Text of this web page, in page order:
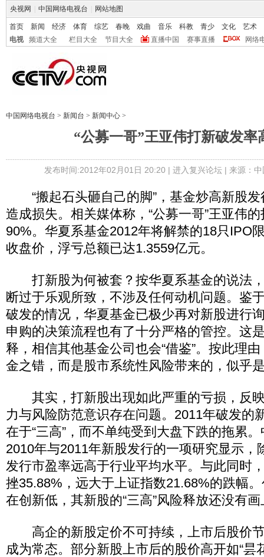
央视网 中国网络电视台 网站地图
首页 新闻 经济 体育 综艺 春晚 戏曲 音乐 科教 青少 文化
艺术
电视
频道大全 栏目大全 节目大全 直播中国 赛事直播 网络
中国网络电视台 > 新闻台 > 新闻中心 >
“公募一哥”王亚伟打新破发率
发布时间:2012年02月01日 20:20 | 进入复兴论坛| 来源：
“搬起石头砸自己的脚”，基金炒高新股发
造成损失。相关媒体称，“公募一哥”王亚伟
90%。华夏系基金2012年将解禁的18只IPO
收盘价，浮亏总额已达1.3559亿元。
打新股为何被套？按华夏系基金的说法
断过于乐观所致，不涉及任何动机问题。鉴
破发的情况，华夏基金已极少再对新股进行
申购的决策流程也有了十分严格的管控。这
释，相信其他基金公司也会“借鉴”。按此理
金之错，而是股市系统性风险带来的，似乎
其实，打新股出现如此严重的亏损，反
力与风险防范意识存在问题。2011年破发的
在于“三高”，而不单纯受到大盘下跌的拖累
2010年与2011年新股发行的一项研究显示，
发行市盈率远高于行业平均水平。与此同时
挫35.88%，远大于上证指数21.68%的跌幅
在创新低，其新股的“三高”风险释放还没有
高企的新股定价不可持续，上市后股价
成为常态。部分新股上市后的股价高开如“昙